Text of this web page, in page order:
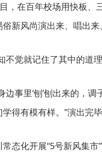
，在百年校场用快板
新风尚演出来、唱出来
觉就记住了其中的道理
事里‘刨’刨出来的，调
得有模有样。”演出完
化开展“5号新风集市”